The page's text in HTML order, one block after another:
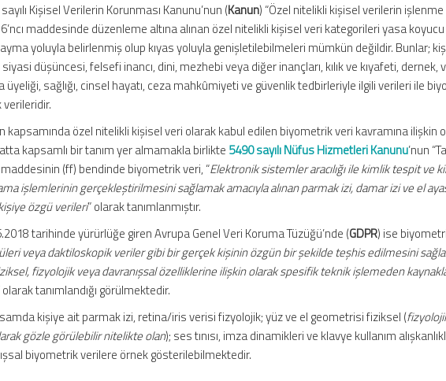
Kişisel Verilerin Korunması Kanunu’nun (Kanun) “Özel nitelikli kişisel verilerin işlenme
6’ncı maddesinde düzenleme altına alınan özel nitelikli kişisel veri kategorileri yasa
sayma yoluyla belirlenmiş olup kıyas yoluyla genişletilebilmeleri mümkün değildir. Bunlar;
düşüncesi, felsefi inancı, dini, mezhebi veya diğer inançları, kılık ve kıyafeti, dernek,
üyeliği, sağlığı, cinsel hayatı, ceza mahkûmiyeti ve güvenlik tedbirleriyle ilgili verileri ile
verileridir.
kapsamında özel nitelikli kişisel veri olarak kabul edilen biyometrik veri kavramına ilişkin
kapsamlı bir tanım yer almamakla birlikte 5490 sayılı Nüfus Hizmetleri Kanunu’nun
maddesinin (ff) bendinde biyometrik veri, “Elektronik sistemler aracılığı ile kimlik tespit ve
işlemlerinin gerçekleştirilmesini sağlamak amacıyla alınan parmak izi, damar izi ve el
özgü verileri” olarak tanımlanmıştır.
tarihinde yürürlüğe giren Avrupa Genel Veri Koruma Tüzüğü’nde (GDPR) ise
veya daktiloskopik veriler gibi bir gerçek kişinin özgün bir şekilde teşhis edilmesini
fizyolojik veya davranışsal özelliklerine ilişkin olarak spesifik teknik işlemeden
olarak tanımlandığı görülmektedir.
kişiye ait parmak izi, retina/iris verisi fizyolojik; yüz ve el geometrisi fiziksel (
gözle görülebilir nitelikte olan); ses tınısı, imza dinamikleri ve klavye kullanım
biyometrik verilere örnek gösterilebilmektedir.